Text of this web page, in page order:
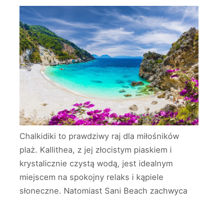
Chalkidiki to prawdziwy raj dla miłośników
plaż. Kallithea, z jej złocistym piaskiem i
krystalicznie czystą wodą, jest idealnym
miejscem na spokojny relaks i kąpiele
słoneczne. Natomiast Sani Beach zachwyca